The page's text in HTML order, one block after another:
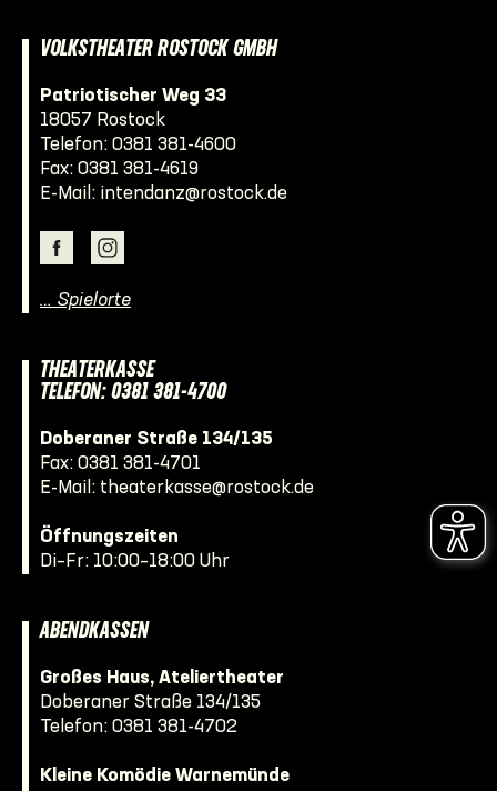
VOLKSTHEATER ROSTOCK GMBH
Patriotischer Weg 33
18057 Rostock
Telefon: 0381 381-4600
Fax: 0381 381-4619
E-Mail: intendanz@rostock.de
… Spielorte
THEATERKASSE
TELEFON: 0381 381-4700
Doberaner Straße 134/135
Fax: 0381 381-4701
E-Mail: theaterkasse@rostock.de
Öffnungszeiten
Di–Fr: 10:00–18:00 Uhr
ABENDKASSEN
Großes Haus, Ateliertheater
Doberaner Straße 134/135
Telefon: 0381 381-4702
Kleine Komödie Warnemünde